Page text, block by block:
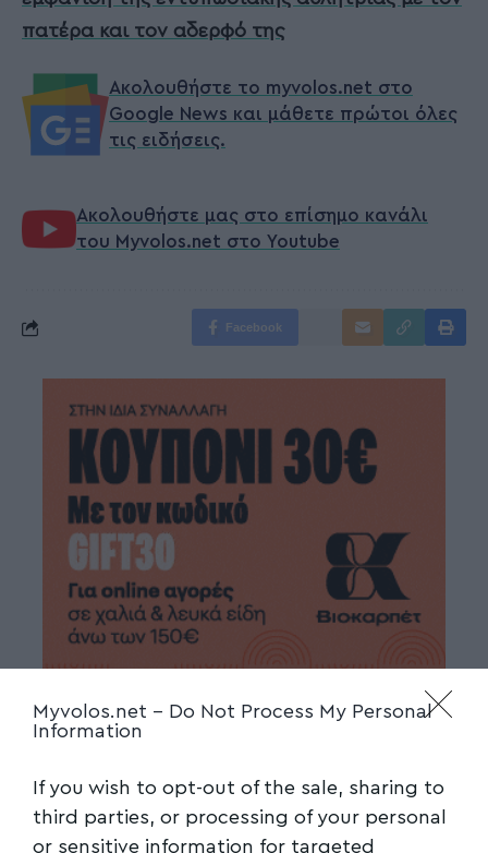
Myvolos.net - Do Not Process My Personal
Information
If you wish to opt-out of the sale, sharing to
third parties, or processing of your personal
or sensitive information for targeted
πατέρα και τον αδερφό της
Ακολουθήστε το myvolos.net στο
Google News και μάθετε πρώτοι όλες
τις ειδήσεις.
Ακολουθήστε μας στο επίσημο κανάλι
του Myvolos.net στο Youtube
Facebook